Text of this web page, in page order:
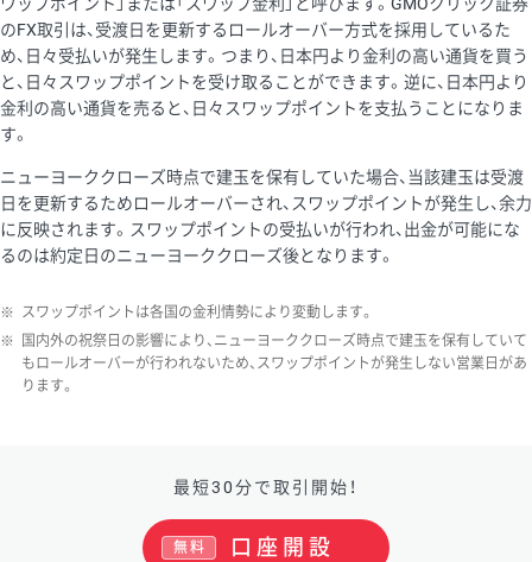
ワップポイント」または「スワップ金利」と呼びます。GMOクリック証券
のFX取引は、受渡日を更新するロールオーバー方式を採用しているた
め、日々受払いが発生します。つまり、日本円より金利の高い通貨を買う
と、日々スワップポイントを受け取ることができます。逆に、日本円より
金利の高い通貨を売ると、日々スワップポイントを支払うことになりま
す。
ニューヨーククローズ時点で建玉を保有していた場合、当該建玉は受渡
日を更新するためロールオーバーされ、スワップポイントが発生し、余力
に反映されます。スワップポイントの受払いが行われ、出金が可能にな
るのは約定日のニューヨーククローズ後となります。
※ スワップポイントは各国の金利情勢により変動します。
※
国内外の祝祭日の影響により、ニューヨーククローズ時点で建玉を保有していて
もロールオーバーが行われないため、スワップポイントが発生しない営業日があ
ります。
最短30分で取引開始！
口座開設
無料